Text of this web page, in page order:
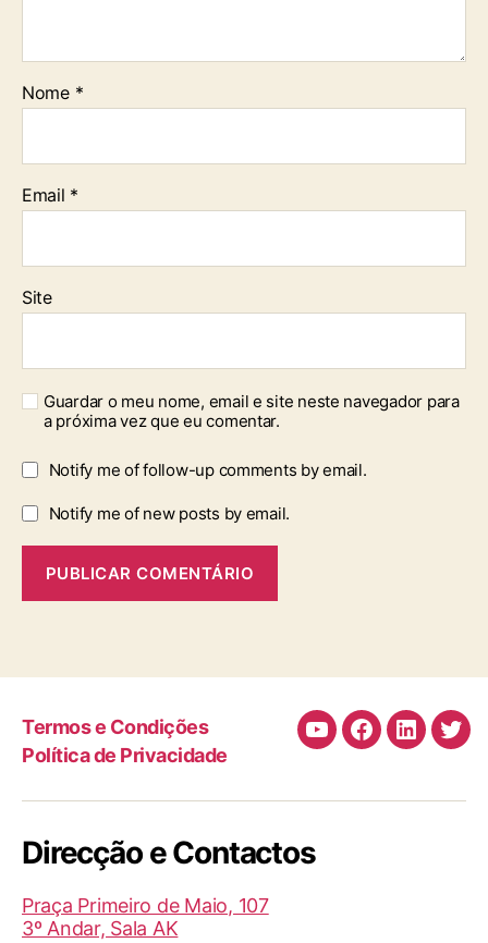
Nome *
Email *
Site
Guardar o meu nome, email e site neste navegador para
a próxima vez que eu comentar.
Notify me of follow-up comments by email.
Notify me of new posts by email.
Termos e Condições
Política de Privacidade
Canal
Youtube
TBI/BIT
Facebook
LinkedIn
Direcção e Contactos
Praça Primeiro de Maio, 107
3º Andar, Sala AK